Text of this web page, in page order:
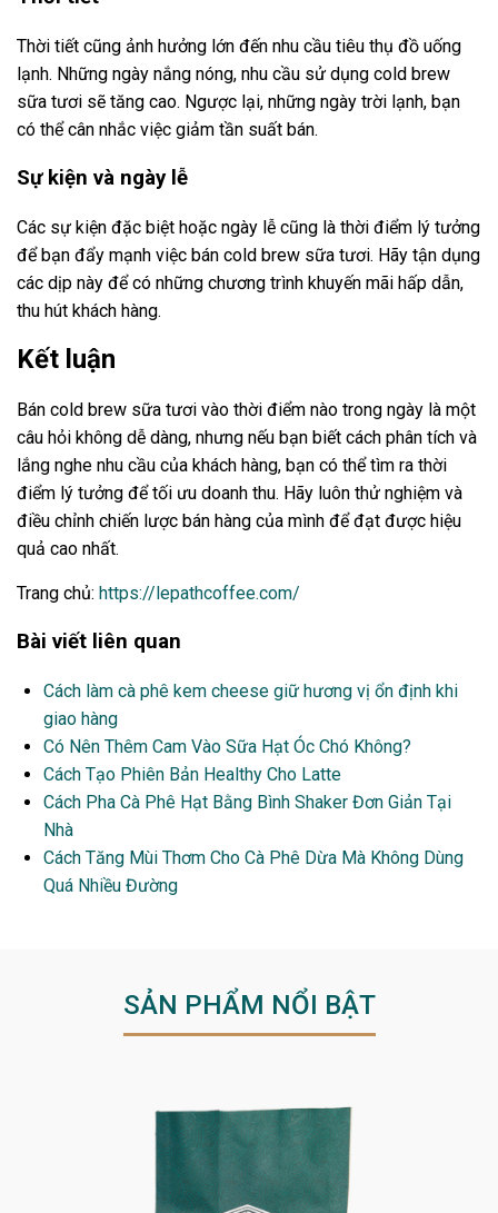
Thời tiết cũng ảnh hưởng lớn đến nhu cầu tiêu thụ đồ uống
lạnh. Những ngày nắng nóng, nhu cầu sử dụng cold brew
sữa tươi sẽ tăng cao. Ngược lại, những ngày trời lạnh, bạn
có thể cân nhắc việc giảm tần suất bán.
Sự kiện và ngày lễ
Các sự kiện đặc biệt hoặc ngày lễ cũng là thời điểm lý tưởng
để bạn đẩy mạnh việc bán cold brew sữa tươi. Hãy tận dụng
các dịp này để có những chương trình khuyến mãi hấp dẫn,
thu hút khách hàng.
Kết luận
Bán cold brew sữa tươi vào thời điểm nào trong ngày là một
câu hỏi không dễ dàng, nhưng nếu bạn biết cách phân tích và
lắng nghe nhu cầu của khách hàng, bạn có thể tìm ra thời
điểm lý tưởng để tối ưu doanh thu. Hãy luôn thử nghiệm và
điều chỉnh chiến lược bán hàng của mình để đạt được hiệu
quả cao nhất.
Trang chủ: https://lepathcoffee.com/
Bài viết liên quan
Cách làm cà phê kem cheese giữ hương vị ổn định khi
giao hàng
Có Nên Thêm Cam Vào Sữa Hạt Óc Chó Không?
Cách Tạo Phiên Bản Healthy Cho Latte
Cách Pha Cà Phê Hạt Bằng Bình Shaker Đơn Giản Tại
Nhà
Cách Tăng Mùi Thơm Cho Cà Phê Dừa Mà Không Dùng
Quá Nhiều Đường
SẢN PHẨM NỔI BẬT